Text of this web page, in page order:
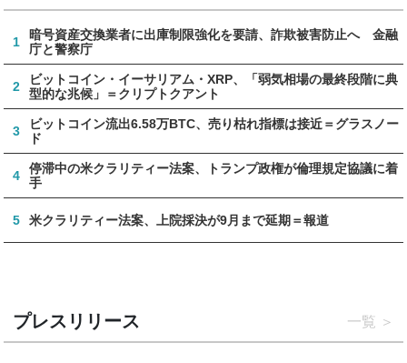
1
暗号資産交換業者に出庫制限強化を要請、詐欺被害防止へ 金融
庁と警察庁
2
ビットコイン・イーサリアム・XRP、「弱気相場の最終段階に典
型的な兆候」＝クリプトクアント
3
ビットコイン流出6.58万BTC、売り枯れ指標は接近＝グラスノー
ド
4
停滞中の米クラリティー法案、トランプ政権が倫理規定協議に着
手
5 米クラリティー法案、上院採決が9月まで延期＝報道
プレスリリース 一覧